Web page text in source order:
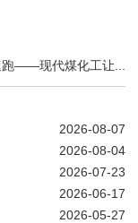
——现代煤化工让...
2026-08-07
2026-08-04
2026-07-23
2026-06-17
2026-05-27